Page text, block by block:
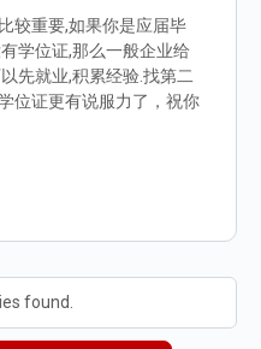
较重要,如果你是应届毕
学位证,那么一般企业给
先就业,积累经验.找第二
位证更有说服力了，祝你
found.